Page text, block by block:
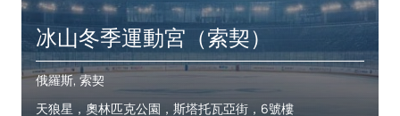
冰山冬季運動宮（索契）
俄羅斯, 索契
天狼星，奧林匹克公園，斯塔托瓦亞街，6號樓